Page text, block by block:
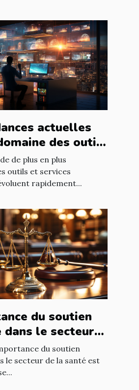
actuelles
des outils
numériques
de plus en plus
outils et services
rapidement...
du soutien
dans le secteur
du soutien
le secteur de la santé est